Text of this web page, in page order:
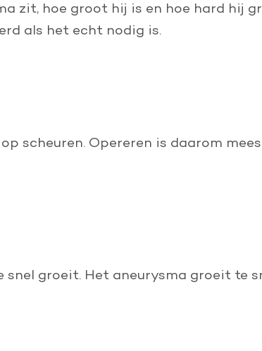
Leer reanimeren
Word burgerhulpverlener
zit, hoe groot hij is en hoe hard hij
als het echt nodig is.
scheuren. Opereren is daarom
groeit. Het aneurysma groeit te